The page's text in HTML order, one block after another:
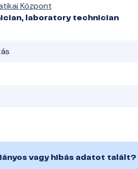
Központ
laboratory technician
vagy hibás adatot talált?